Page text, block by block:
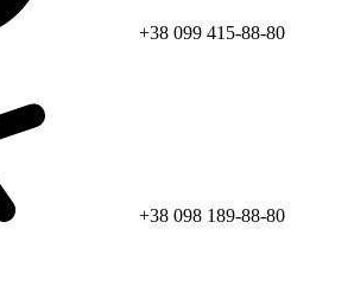
+38 099 415-88-80
+38 098 189-88-80